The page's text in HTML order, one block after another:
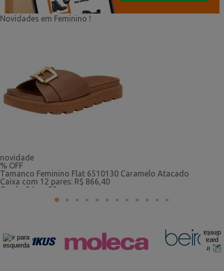
Novidades em Feminino !
novidade
% OFF
Tamanco Feminino Flat 6510130 Caramelo Atacado
Caixa com 12 pares: R$ 866,40
Grade: 34 ao 39
1 2 3 4 5 6 7 8 9 101112